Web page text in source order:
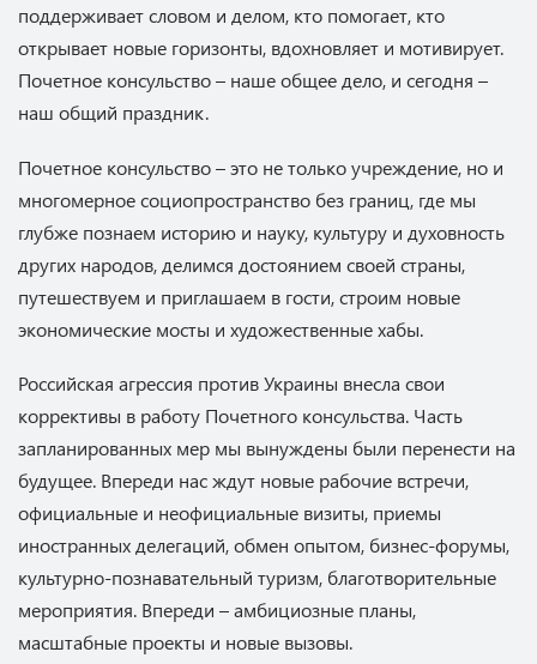
поддерживает словом и делом, кто помогает, кто
открывает новые горизонты, вдохновляет и мотивирует.
Почетное консульство – наше общее дело, и сегодня –
наш общий праздник.
Почетное консульство – это не только учреждение, но и
многомерное социопространство без границ, где мы
глубже познаем историю и науку, культуру и духовность
других народов, делимся достоянием своей страны,
путешествуем и приглашаем в гости, строим новые
экономические мосты и художественные хабы.
Российская агрессия против Украины внесла свои
коррективы в работу Почетного консульства. Часть
запланированных мер мы вынуждены были перенести на
будущее. Впереди нас ждут новые рабочие встречи,
официальные и неофициальные визиты, приемы
иностранных делегаций, обмен опытом, бизнес-форумы,
культурно-познавательный туризм, благотворительные
мероприятия. Впереди – амбициозные планы,
масштабные проекты и новые вызовы.